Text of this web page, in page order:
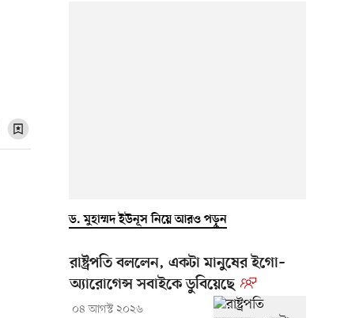
ড. মুহাম্মদ ইউনূস নিয়ে আরও পড়ুন
রাষ্ট্রপতি বললেন, একটা মানুষের ইগো–
অ্যারোগেন্স সবাইকে ডুবিয়েছে
০৪ আগস্ট ২০২৬